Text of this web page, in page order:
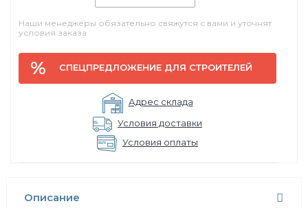
Наши менеджеры обязательно свяжутся с вами и уточнят
условия заказа
СПЕЦПРЕДЛОЖЕНИЕ ДЛЯ СТРОИТЕЛЕЙ
Адрес склада
Условия доставки
Условия оплаты
Описание